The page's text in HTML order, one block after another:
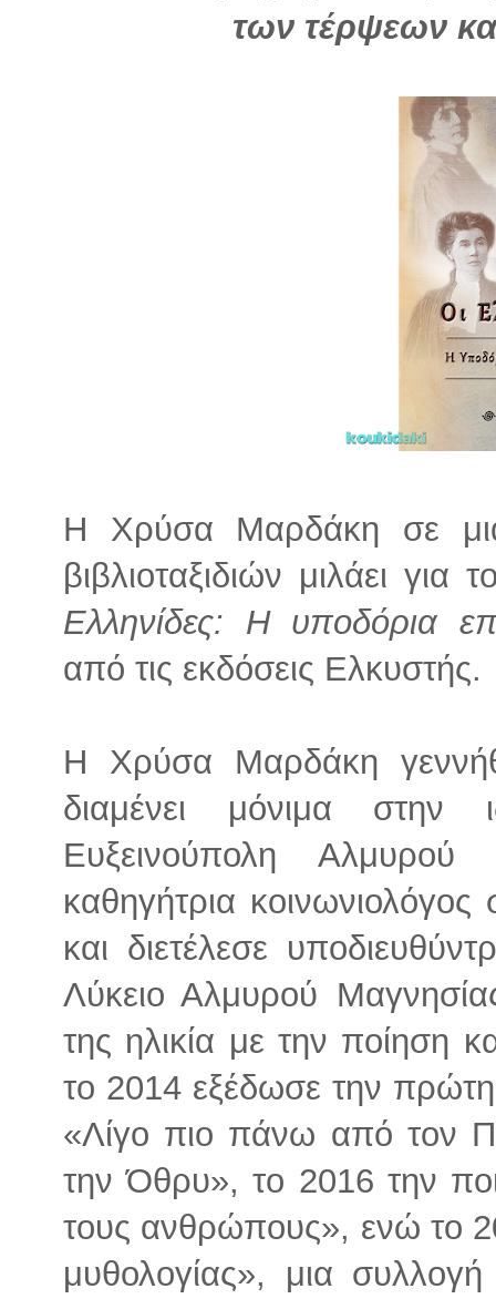
των τέρψεων
Η Χρύσα Μαρδάκη σε
βιβλιοταξιδιών μιλάει
Ελληνίδες: Η υποδόρια
από τις εκδόσεις Ελκυστής.
Η Χρύσα Μαρδάκη
διαμένει μόνιμα στην
Ευξεινούπολη
καθηγήτρια
και διετέλεσε
Λύκειο Αλμυρού
της ηλικία με την ποίηση
το 2014 εξέδωσε την πρώτη
«Λίγο πιο πάνω από τον
την Όθρυ», το 2016 την
τους ανθρώπους», ενώ το
μυθολογίας», μια